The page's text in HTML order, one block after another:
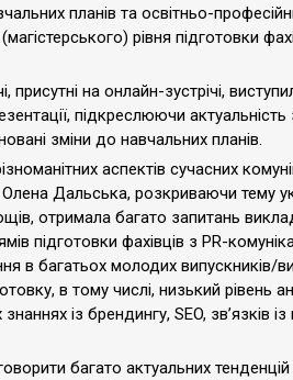
планів та освітньо-
рівня підготовки
присутні на онлайн-зустрічі,
підкреслюючи
зміни до навчальних планів.
аспектів сучасних
Дальська, розкриваючи тему
отримала багато запитань
підготовки фахівців з PR-
в багатьох молодих випускників/
в тому числі, низький рівень
із брендингу, SEO, зв’язків
багато актуальних